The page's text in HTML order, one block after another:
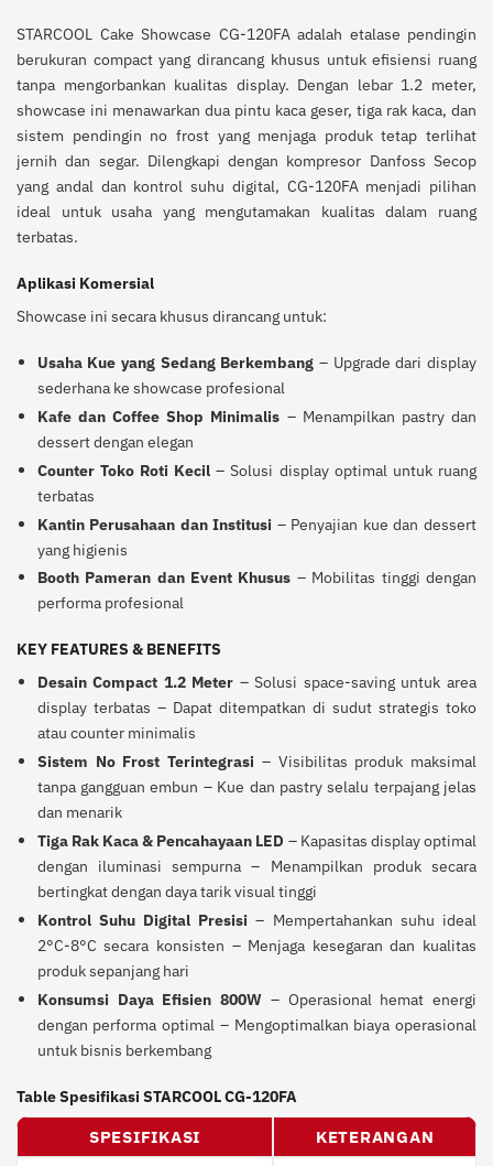
STARCOOL Cake Showcase CG-120FA adalah etalase pendingin
berukuran compact yang dirancang khusus untuk efisiensi ruang
tanpa mengorbankan kualitas display. Dengan lebar 1.2 meter,
showcase ini menawarkan dua pintu kaca geser, tiga rak kaca, dan
sistem pendingin no frost yang menjaga produk tetap terlihat
jernih dan segar. Dilengkapi dengan kompresor Danfoss Secop
yang andal dan kontrol suhu digital, CG-120FA menjadi pilihan
ideal untuk usaha yang mengutamakan kualitas dalam ruang
terbatas.
Aplikasi Komersial
Showcase ini secara khusus dirancang untuk:
Usaha Kue yang Sedang Berkembang – Upgrade dari display
sederhana ke showcase profesional
Kafe dan Coffee Shop Minimalis – Menampilkan pastry dan
dessert dengan elegan
Counter Toko Roti Kecil – Solusi display optimal untuk ruang
terbatas
Kantin Perusahaan dan Institusi – Penyajian kue dan dessert
yang higienis
Booth Pameran dan Event Khusus – Mobilitas tinggi dengan
performa profesional
KEY FEATURES & BENEFITS
Desain Compact 1.2 Meter – Solusi space-saving untuk area
display terbatas – Dapat ditempatkan di sudut strategis toko
atau counter minimalis
Sistem No Frost Terintegrasi – Visibilitas produk maksimal
tanpa gangguan embun – Kue dan pastry selalu terpajang jelas
dan menarik
Tiga Rak Kaca & Pencahayaan LED – Kapasitas display optimal
dengan iluminasi sempurna – Menampilkan produk secara
bertingkat dengan daya tarik visual tinggi
Kontrol Suhu Digital Presisi – Mempertahankan suhu ideal
2°C-8°C secara konsisten – Menjaga kesegaran dan kualitas
produk sepanjang hari
Konsumsi Daya Efisien 800W – Operasional hemat energi
dengan performa optimal – Mengoptimalkan biaya operasional
untuk bisnis berkembang
Table Spesifikasi STARCOOL CG-120FA
SPESIFIKASI
KETERANGAN